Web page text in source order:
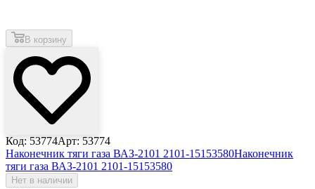
В корзину
Код: 53774Арт: 53774
Наконечник тяги газа ВАЗ-2101 2101-15153580Наконечник
тяги газа ВАЗ-2101 2101-15153580
Нет в наличии